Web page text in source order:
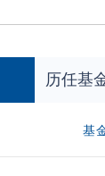
历任基
基